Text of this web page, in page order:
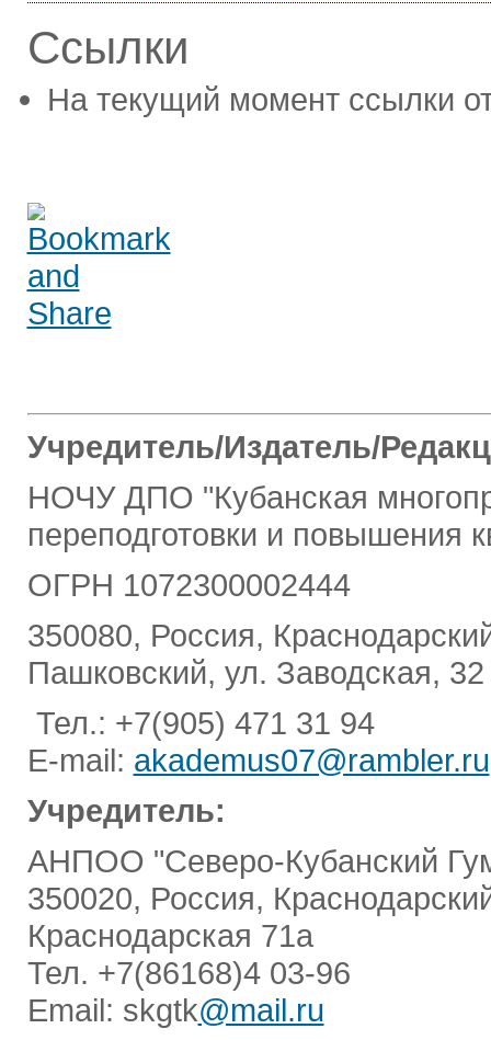
Ссылки
На текущий момент ссылки
Учредитель/Издатель/
НОЧУ ДПО "Кубанская
переподготовки и повышения
ОГРН 1072300002444
350080, Россия,
Пашковский, ул. Заводская, 32
Тел.: +7(905) 471 31 94
E-mail: akademus07@rambler.ru
Учредитель:
АНПОО "Северо-Кубанский
350020, Россия,
Краснодарская 71а
Тел. +7(86168)4 03-96
Email: skgtk@mail.ru